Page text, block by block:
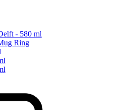
- 580 ml
Ring